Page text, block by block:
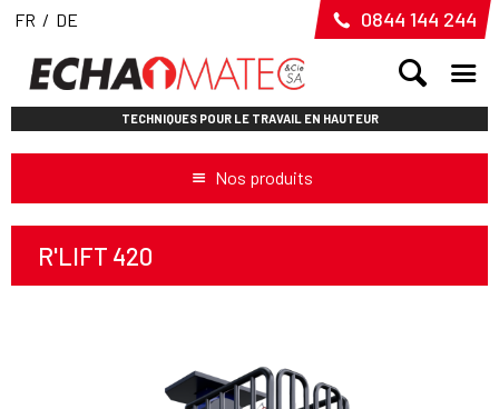
FR / DE 0844 144 244
TECHNIQUES POUR LE TRAVAIL EN HAUTEUR
Nos produits
R'LIFT 420